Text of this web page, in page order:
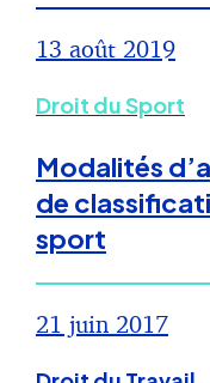
13 août 2019
Droit du Sport
Modalités
de
sport
21 juin 2017